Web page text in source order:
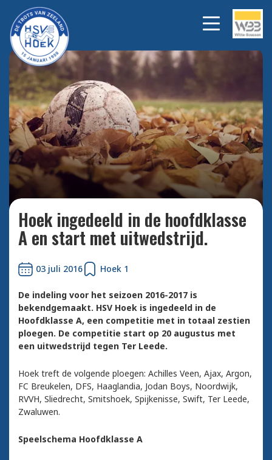
Bekijk alle foto's
Hoek ingedeeld in de hoofdklasse
A en start met uitwedstrijd.
03 juli 2016 Hoek 1
De indeling voor het seizoen 2016-2017 is
bekendgemaakt. HSV Hoek is ingedeeld in de
Hoofdklasse A, een competitie met in totaal zestien
ploegen. De competitie start op 20 augustus met
een uitwedstrijd tegen Ter Leede.
Hoek treft de volgende ploegen: Achilles Veen, Ajax, Argon,
FC Breukelen, DFS, Haaglandia, Jodan Boys, Noordwijk,
RVVH, Sliedrecht, Smitshoek, Spijkenisse, Swift, Ter Leede,
Zwaluwen.
Speelschema Hoofdklasse A